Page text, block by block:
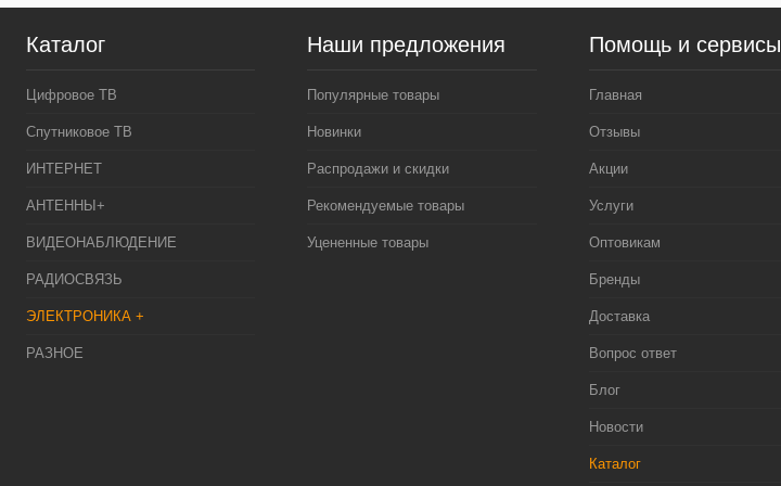
Каталог
Цифровое ТВ
Спутниковое ТВ
ИНТЕРНЕТ
АНТЕННЫ+
ВИДЕОНАБЛЮДЕНИЕ
РАДИОСВЯЗЬ
ЭЛЕКТРОНИКА +
РАЗНОЕ
Наши предложения
Популярные товары
Новинки
Распродажи и скидки
Рекомендуемые товары
Уцененные товары
Помощь и сервисы
Главная
Отзывы
Акции
Услуги
Оптовикам
Бренды
Доставка
Вопрос ответ
Блог
Новости
Каталог